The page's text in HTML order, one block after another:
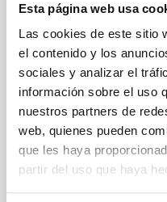
Esta página web usa
Las cookies de este sitio
el contenido y los
sociales y analizar el
información sobre el uso
nuestros partners de
web, quienes pueden
que les haya
partir del uso que haya
The impact of star
the inner dark
galaxies
Aims. We aim to
star formation histories
matter density profiles
particular, we tested
temporal distribution
formation of cored